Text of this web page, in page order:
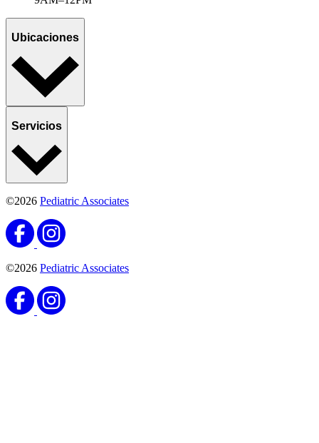
Ubicaciones
Servicios
©2026 Pediatric Associates
©2026 Pediatric Associates